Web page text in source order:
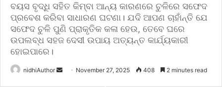
ବୟସ ବୃଦ୍ଧି ସହିତ କିମ୍ବା ଆନ୍ୟ କାରଣରେ ଚୁଳିରେ ସଫେଦ
ପ୍ରବେଶ କରିବା ସାଧାରଣ ଘଟଣା। ଯଦି ଆପଣ ଚାହାଁନ୍ତି ଯେ
ସଫେଦ ଚୁଳି ପୁଣି ପ୍ରାକୃତିକ କଳା ହେଉ, ତେବେ ଘରେ
ଉପଲବ୍ଧ ସହଜ ଦେସୀ ଉପାୟ ଅତ୍ୟନ୍ତ କାର୍ଯ୍ୟକାରୀ
ହୋଇପାରେ।
nidhiAuthor November 27, 2025 408 2 minutes read